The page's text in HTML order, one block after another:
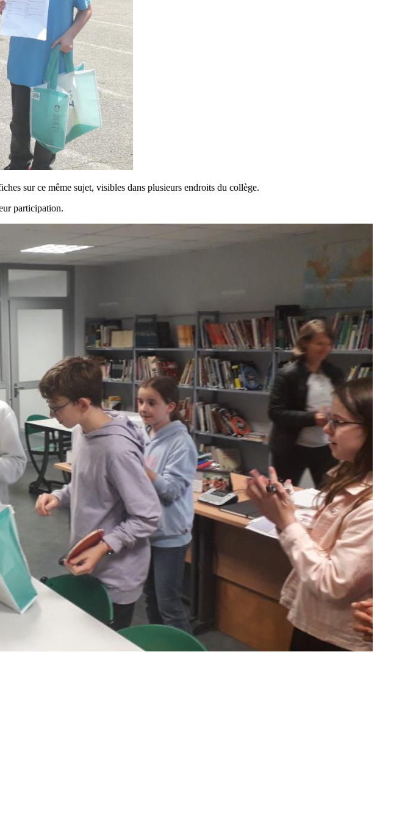
sur ce même sujet, visibles dans plusieurs endroits du collège.
participation.